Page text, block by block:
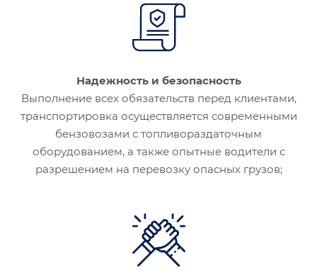
Надежность и безопасность
Выполнение всех обязательств перед клиентами,
транспортировка осуществляется современными
бензовозами с топливораздаточным
оборудованием, а также опытные водители с
разрешением на перевозку опасных грузов;